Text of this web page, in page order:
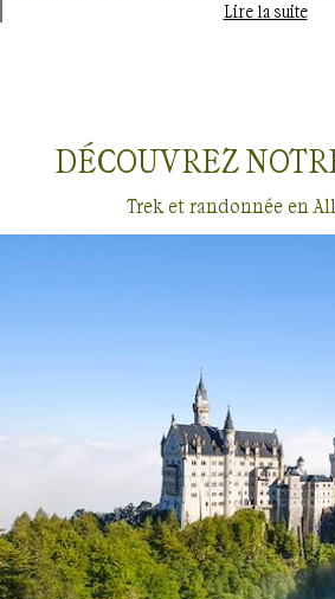
97% de satisfaction
d'aventure en dernières
avons le voyage qu'il vous faut.
Nos offres de dernières minutes
plus puissante, comme gravir les
simplement explorer les volcans
Chaque voyage est soigneusement
une expérience authentique et
pour découvrir des destinations
moments uniques.
Lire la suite
DÉCOUVREZ
Trek et randonnée en